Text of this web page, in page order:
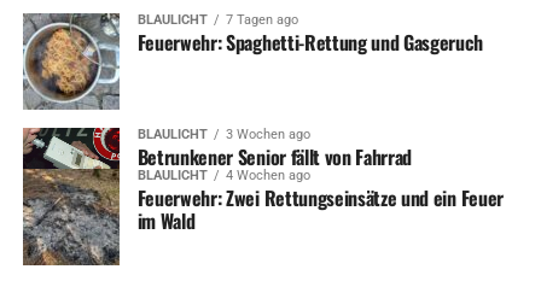
BLAULICHT 7 Tagen ago
Feuerwehr: Spaghetti-Rettung und Gasgeruch
BLAULICHT 3 Wochen ago
Betrunkener Senior fällt von Fahrrad
BLAULICHT 4 Wochen ago
Feuerwehr: Zwei Rettungseinsätze und ein Feuer
im Wald